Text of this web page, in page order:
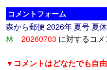
コメントフォーム
森から郵便 2026年 夏号 夏
林
20260703 に対するコメ
▼コメントはどなたでも自由